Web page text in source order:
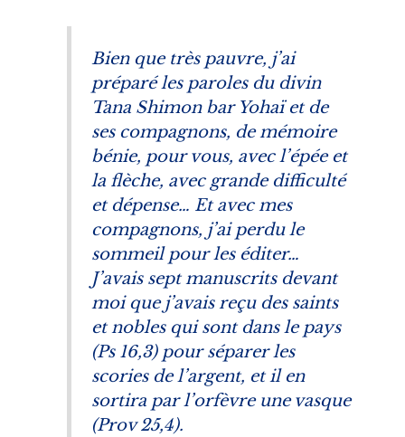
Bien que très pauvre, j’ai
préparé les paroles du divin
Tana Shimon bar Yohaï et de
ses compagnons, de mémoire
bénie, pour vous, avec l’épée et
la flèche, avec grande difficulté
et dépense… Et avec mes
compagnons, j’ai perdu le
sommeil pour les éditer…
J’avais sept manuscrits devant
moi que j’avais reçu des saints
et nobles qui sont dans le pays
(Ps 16,3) pourséparer les
scories de l’argent, et il en
sortira par l’orfèvre une vasque
(Prov 25,4).